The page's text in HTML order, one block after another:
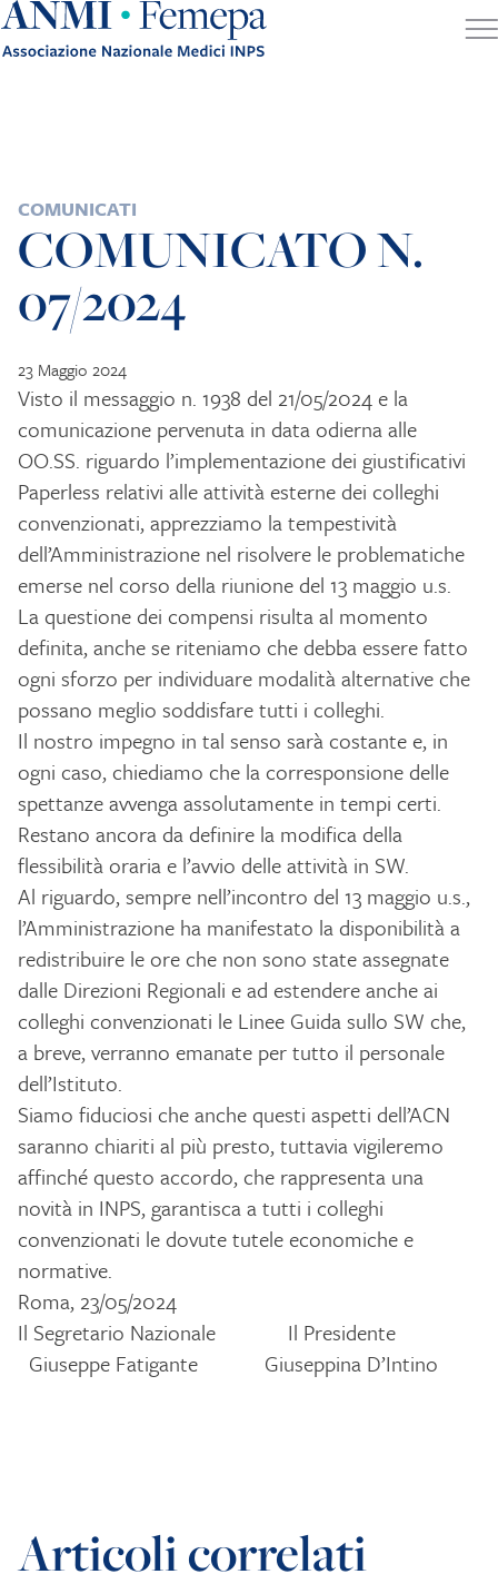
POSTED IN
COMUNICATI
COMUNICATO N.
07/2024
23 Maggio 2024
Visto il messaggio n. 1938 del 21/05/2024 e la
comunicazione pervenuta in data odierna alle
OO.SS. riguardo l’implementazione dei giustificativi
Paperless relativi alle attività esterne dei colleghi
convenzionati, apprezziamo la tempestività
dell’Amministrazione nel risolvere le problematiche
emerse nel corso della riunione del 13 maggio u.s.
La questione dei compensi risulta al momento
definita, anche se riteniamo che debba essere fatto
ogni sforzo per individuare modalità alternative che
possano meglio soddisfare tutti i colleghi.
Il nostro impegno in tal senso sarà costante e, in
ogni caso, chiediamo che la corresponsione delle
spettanze avvenga assolutamente in tempi certi.
Restano ancora da definire la modifica della
flessibilità oraria e l’avvio delle attività in SW.
Al riguardo, sempre nell’incontro del 13 maggio u.s.,
l’Amministrazione ha manifestato la disponibilità a
redistribuire le ore che non sono state assegnate
dalle Direzioni Regionali e ad estendere anche ai
colleghi convenzionati le Linee Guida sullo SW che,
a breve, verranno emanate per tutto il personale
dell’Istituto.
Siamo fiduciosi che anche questi aspetti dell’ACN
saranno chiariti al più presto, tuttavia vigileremo
affinché questo accordo, che rappresenta una
novità in INPS, garantisca a tutti i colleghi
convenzionati le dovute tutele economiche e
normative.
Roma, 23/05/2024
Il Segretario Nazionale Il Presidente
Giuseppe Fatigante Giuseppina D’Intino
Articoli correlati